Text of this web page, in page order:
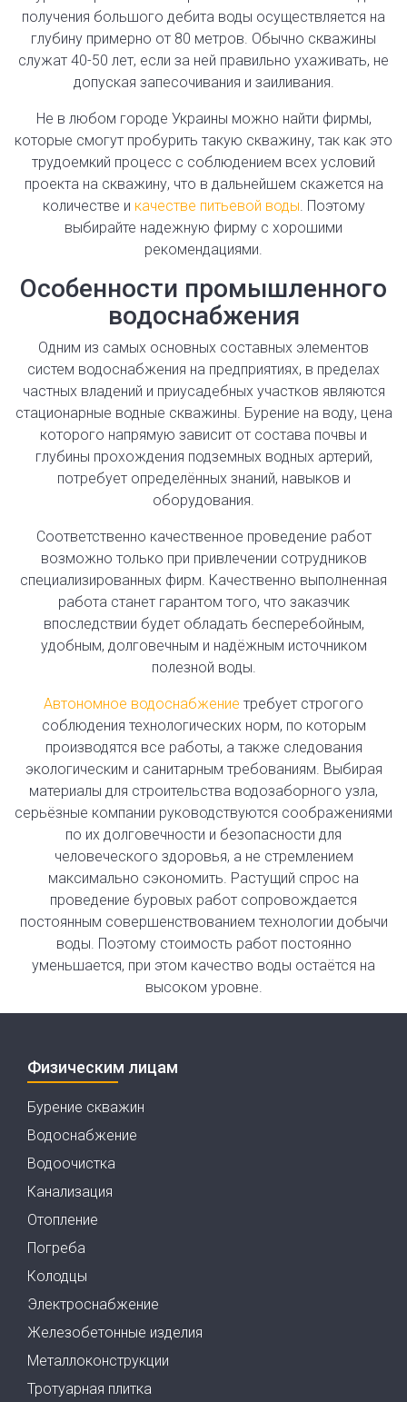
получения большого дебита воды осуществляется на
глубину примерно от 80 метров. Обычно скважины
служат 40-50 лет, если за ней правильно ухаживать, не
допуская запесочивания и заиливания.
Не в любом городе Украины можно найти фирмы,
которые смогут пробурить такую скважину, так как это
трудоемкий процесс с соблюдением всех условий
проекта на скважину, что в дальнейшем скажется на
количестве и качестве питьевой воды. Поэтому
выбирайте надежную фирму с хорошими
рекомендациями.
Особенности промышленного
водоснабжения
Одним из самых основных составных элементов
систем водоснабжения на предприятиях, в пределах
частных владений и приусадебных участков являются
стационарные водные скважины. Бурение на воду, цена
которого напрямую зависит от состава почвы и
глубины прохождения подземных водных артерий,
потребует определённых знаний, навыков и
оборудования.
Соответственно качественное проведение работ
возможно только при привлечении сотрудников
специализированных фирм. Качественно выполненная
работа станет гарантом того, что заказчик
впоследствии будет обладать бесперебойным,
удобным, долговечным и надёжным источником
полезной воды.
Автономное водоснабжение требует строгого
соблюдения технологических норм, по которым
производятся все работы, а также следования
экологическим и санитарным требованиям. Выбирая
материалы для строительства водозаборного узла,
серьёзные компании руководствуются соображениями
по их долговечности и безопасности для
человеческого здоровья, а не стремлением
максимально сэкономить. Растущий спрос на
проведение буровых работ сопровождается
постоянным совершенствованием технологии добычи
воды. Поэтому стоимость работ постоянно
уменьшается, при этом качество воды остаётся на
высоком уровне.
Физическим лицам
Бурение скважин
Водоснабжение
Водоочистка
Канализация
Отопление
Погреба
Колодцы
Электроснабжение
Железобетонные изделия
Металлоконструкции
Тротуарная плитка